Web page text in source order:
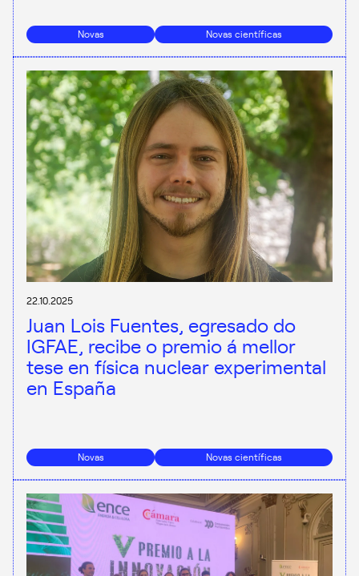
Novas Novas científicas
22.10.2025
Juan Lois Fuentes, egresado do
IGFAE, recibe o premio á mellor
tese en física nuclear experimental
en España
Novas Novas científicas